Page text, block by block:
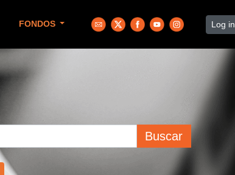
FONDOS Log in
Buscar